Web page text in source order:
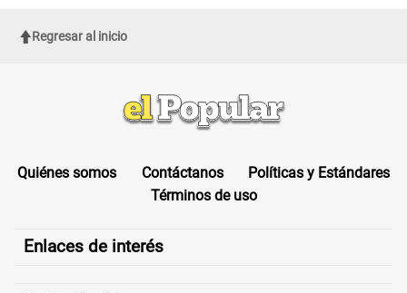
Regresar al inicio
Quiénes somos Contáctanos
Políticas y Estándares
Términos de uso
Enlaces de interés